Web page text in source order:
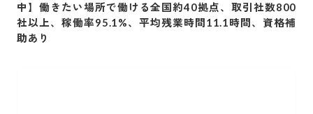
中】働きたい場所で働ける全国約40拠点、取引社数800
社以上、稼働率95.1%、平均残業時間11.1時間、資格補
助あり